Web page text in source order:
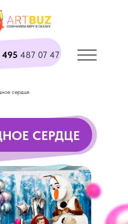
495 487 07 47
сердце
СЕРДЦЕ